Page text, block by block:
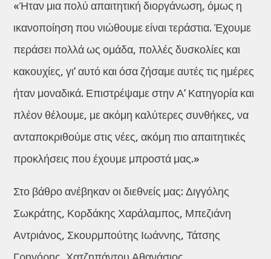
«Ήταν μια πολύ απαιτητική διοργάνωση, όμως η
ικανοποίηση που νιώθουμε είναι τεράστια. Έχουμε
περάσει πολλά ως ομάδα, πολλές δυσκολίες και
κακουχίες, γι’ αυτό και όσα ζήσαμε αυτές τις ημέρες
ήταν μοναδικά. Επιστρέψαμε στην Α’ Κατηγορία και
πλέον θέλουμε, με ακόμη καλύτερες συνθήκες, να
ανταποκριθούμε στις νέες, ακόμη πιο απαιτητικές
προκλήσεις που έχουμε μπροστά μας.»
Στο βάθρο ανέβηκαν οι διεθνείς μας: Διγγόλης
Σωκράτης, Κορδάκης Χαράλαμπος, Μπεζιάνη
Αντριάνος, Σκουρμπούτης Ιωάννης, Τάτσης